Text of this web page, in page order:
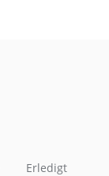
Erledigt